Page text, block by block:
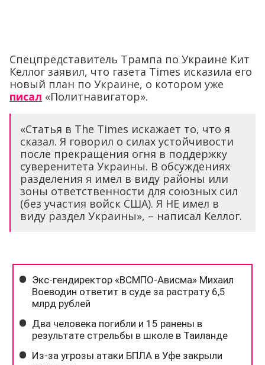
Спецпредставитель Трампа по Украине Кит
Келлог заявил, что газета Times исказила его
новый план по Украине, о котором уже
писал «Политнавигатор».
«Статья в The Times искажает то, что я
сказал. Я говорил о силах устойчивости
после прекращения огня в поддержку
суверенитета Украины. В обсуждениях
разделения я имел в виду районы или
зоны ответственности для союзных сил
(без участия войск США). Я НЕ имел в
виду раздел Украины», – написал Келлог.